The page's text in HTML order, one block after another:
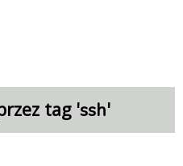
tag 'ssh'